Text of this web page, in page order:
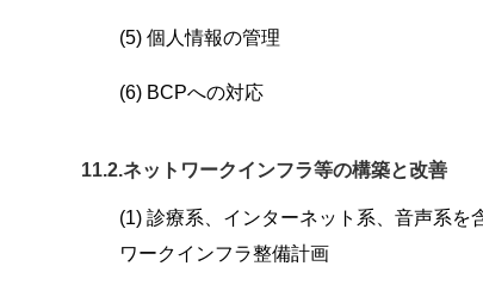
(5) 個人情報の管理
(6) BCPへの対応
11.2.ネットワークインフラ等の構築と改善
(1) 診療系、インターネット系、音声系を
ワークインフラ整備計画